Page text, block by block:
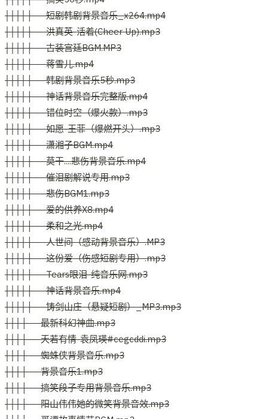
││││├──短剧韩剧背景音乐_x264.mp4
││││├──洪真英-活着(Cheer Up).mp3
││││├──古装宫廷BGM.MP3
││││├──蒋雪儿.mp4
││││├──韩剧背景音乐5秒.mp3
││││├──神话背景音乐完整版.mp4
││││├──错位时空（爆火款）.mp3
││││├──如愿-王菲（爆燃开头）.mp3
││││├──潇湘子BGM.mp4
││││├──莫干....悲伤背景音乐.mp4
││││├──催泪剧解说专用.mp3
││││├──悲伤BGM1.mp3
││││├──爱的供养X8.mp4
││││├──柔和之光.mp4
││││├──人世间（感动背景音乐）.MP3
││││├──这份爱（伤感短剧专用）.mp3
││││├──Tears眼泪-纯音乐网.mp3
││││├──神话背景音乐.mp4
││││├──铸剑山庄（悬疑短剧）_MP3.mp3
│││├──最新科幻神曲.mp3
│││├──天若有情-袁凤瑛#cegcddi.mp3
│││├──蜘蛛侠背景音乐.mp3
│││├──背景音乐1.mp3
│││├──搞笑段子专用背景音乐.mp3
│││├──阳山伟伟她的微笑背景音效.mp3